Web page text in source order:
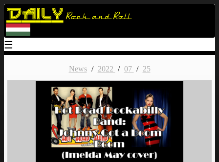
Daily Rock and Roll
☰
News / 2022 / 07 / 25